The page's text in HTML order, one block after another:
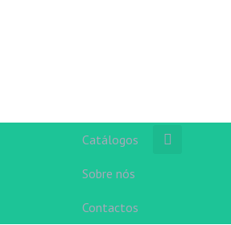
Catálogos
Sobre nós
Contactos